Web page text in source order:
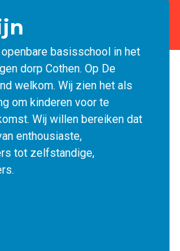
basisschool in het
dorp Cothen. Op De
welkom. Wij zien het als
om kinderen voor te
Wij willen bereiken dat
enthousiaste,
tot zelfstandige,